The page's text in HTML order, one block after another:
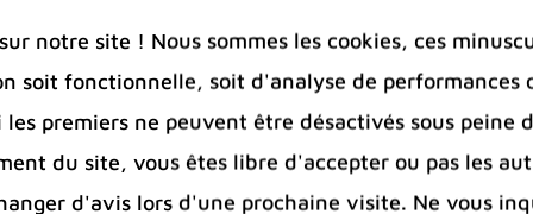
Ethiopienne en lithothérapie ?
un changement de couleur », en rapport avec
dans la province de Shewa. La plupart des
notre site ! Nous sommes les cookies, ces
soit fonctionnelle, soit d'analyse de performances
les premiers ne peuvent être désactivés sous peine
du site, vous êtes libre d'accepter ou pas les
d'avis lors d'une prochaine visite. Ne vous